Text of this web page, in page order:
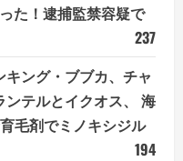
た！逮捕監禁容疑で
237
ング・ブブカ、チャ
テルとイクオス、 海
毛剤でミノキシジル
194